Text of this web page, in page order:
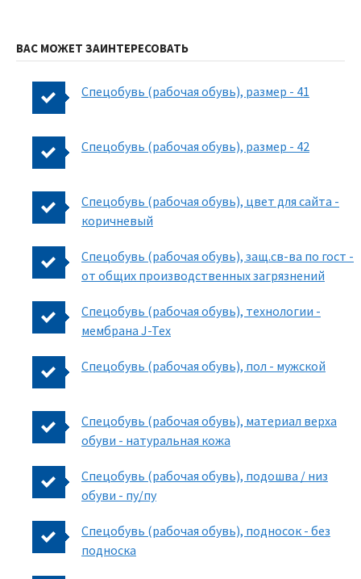
ВАС МОЖЕТ ЗАИНТЕРЕСОВАТЬ
Спецобувь (рабочая обувь), размер - 41
Спецобувь (рабочая обувь), размер - 42
Спецобувь (рабочая обувь), цвет для сайта -
коричневый
Спецобувь (рабочая обувь), защ.св-ва по гост -
от общих производственных загрязнений
Спецобувь (рабочая обувь), технологии -
мембрана J-Tex
Спецобувь (рабочая обувь), пол - мужской
Спецобувь (рабочая обувь), материал верха
обуви - натуральная кожа
Спецобувь (рабочая обувь), подошва / низ
обуви - пу/пу
Спецобувь (рабочая обувь), подносок - без
подноска